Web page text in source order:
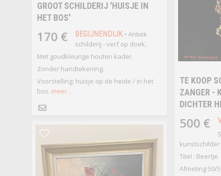
GROOT SCHILDERIJ 'HUISJE IN
HET BOS'
170 € BEGIJNENDIJK• Antiek
schilderij - verf op doek.
Met goudkleurige houten kader.
Zonder handtekening.
Voorstelling: huisje op de heide / in het
bos. meer...
TE KOOP
ZANGER -
DICHTER
500 €
Titel : Beertje
Afmeting 50/